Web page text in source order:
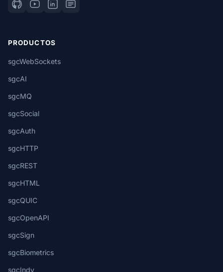
PRODUCTOS
sgcWebSockets
sgcAI
sgcMQ
sgcSocial
sgcAuth
sgcHTTP
sgcREST
sgcHTML
sgcQUIC
sgcOpenAPI
sgcSign
sgcBiometrics
sgcIndy